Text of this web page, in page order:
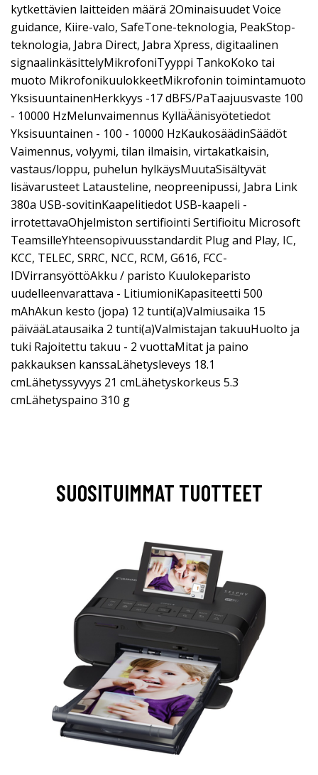
kytkettävien laitteiden määrä 2Ominaisuudet Voice
guidance, Kiire-valo, SafeTone-teknologia, PeakStop-
teknologia, Jabra Direct, Jabra Xpress, digitaalinen
signaalinkäsittelyMikrofoniTyyppi TankoKoko tai
muoto MikrofonikuulokkeetMikrofonin toimintamuoto
YksisuuntainenHerkkyys -17 dBFS/PaTaajuusvaste 100
- 10000 HzMelunvaimennus KylläÄänisyötetiedot
Yksisuuntainen - 100 - 10000 HzKaukosäädinSäädöt
Vaimennus, volyymi, tilan ilmaisin, virtakatkaisin,
vastaus/loppu, puhelun hylkäysMuutaSisältyvät
lisävarusteet Latausteline, neopreenipussi, Jabra Link
380a USB-sovitinKaapelitiedot USB-kaapeli -
irrotettavaOhjelmiston sertifiointi Sertifioitu Microsoft
TeamsilleYhteensopivuusstandardit Plug and Play, IC,
KCC, TELEC, SRRC, NCC, RCM, G616, FCC-
IDVirransyöttöAkku / paristo Kuulokeparisto
uudelleenvarattava - LitiumioniKapasiteetti 500
mAhAkun kesto (jopa) 12 tunti(a)Valmiusaika 15
päivääLatausaika 2 tunti(a)Valmistajan takuuHuolto ja
tuki Rajoitettu takuu - 2 vuottaMitat ja paino
pakkauksen kanssaLähetysleveys 18.1
cmLähetyssyvyys 21 cmLähetyskorkeus 5.3
cmLähetyspaino 310 g
SUOSITUIMMAT TUOTTEET